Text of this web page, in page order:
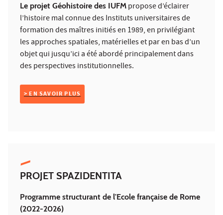
Le projet Géohistoire des IUFM propose d’éclairer
l’histoire mal connue des Instituts universitaires de
formation des maîtres initiés en 1989, en privilégiant
les approches spatiales, matérielles et par en bas d’un
objet qui jusqu’ici a été abordé principalement dans
des perspectives institutionnelles.
> EN SAVOIR PLUS
PROJET SPAZIDENTITA
Programme structurant de l'Ecole française de Rome
(2022-2026)